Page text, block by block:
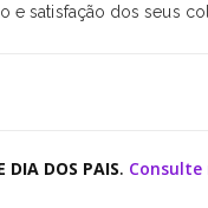
e satisfação dos seus
DOS PAIS.